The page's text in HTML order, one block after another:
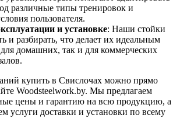
различные типы тренировок и
пользователя.
и установке: Наши стойки
и разбирать, что делает их идеальным
домашних, так и для коммерческих
купить в Свислочах можно прямо
Woodsteelwork.by. Мы предлагаем
цены и гарантию на всю продукцию, а
услуги доставки и установки по всему